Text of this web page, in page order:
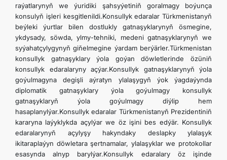
raýatlarynyň we ýuridiki şahsyýetiniň goralmagy boýunça
konsulyň işleri kesgitlenildi.Konsullyk edaralar Türkmenistanyň
beýleki ýurtlar bilen dostlukly gatnaşyklarynyň ösmegine,
ykdysady, söwda, ylmy-tehniki, medeni gatnaşyklarynyň we
syýahatçylygynyň giňelmegine ýardam berýärler.Türkmenistan
konsullyk gatnaşyklary ýola goýan döwletlerinde özüniň
konsullyk edaralaryny açýar.Konsullyk gatnaşyklarynyň ýola
goýulmagyna degişli aýratyn ylalaşygyň ýok ýagdaýynda
diplomatik gatnaşyklary ýola goýulmagy konsullyk
gatnaşyklaryň ýola goýulmagy diýlip hem
hasaplanylýar.Konsullyk edaralar Türkmenistanyň Prezidentiniň
kararyna laýyklykda açylýar we öz işini bes edýär. Konsullyk
edaralarynyň açylyşy hakyndaky deslapky ylalaşyk
ikitaraplaýyn döwletara şertnamalar, ylalaşyklar we protokollar
esasynda alnyp barylýar.Konsullyk edaralary öz işinde